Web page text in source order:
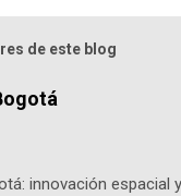
de este blog
innovación espacial